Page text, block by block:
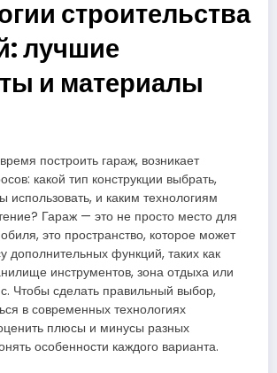
строительства
лучшие
и материалы
построить гараж, возникает
какой тип конструкции выбрать,
использовать, и каким технологиям
Гараж — это не просто место для
это пространство, которое может
дополнительных функций, таких как
инструментов, зона отдыха или
Чтобы сделать правильный выбор,
в современных технологиях
плюсы и минусы разных
особенности каждого варианта.